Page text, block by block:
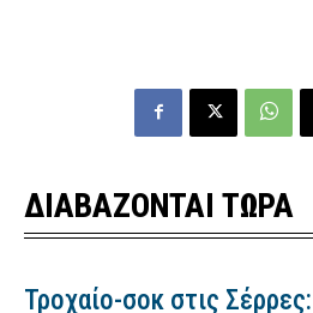
ΔΙΑΒΑΖΟΝΤΑΙ ΤΩΡΑ
Τροχαίο-σοκ στις